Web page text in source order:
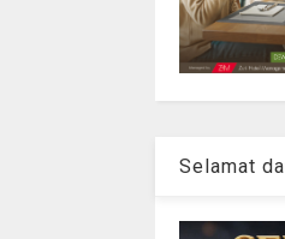
Selamat